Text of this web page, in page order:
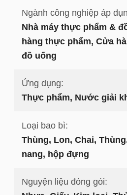
Ngành công nghiệp áp
Nhà máy thực phẩm &
hàng thực phẩm, Cửa
đồ uống
Ứng dụng:
Thực phẩm, Nước giải
Loại bao bì:
Thùng, Lon, Chai,
nang, hộp đựng
Nguyện liệu đóng gói: